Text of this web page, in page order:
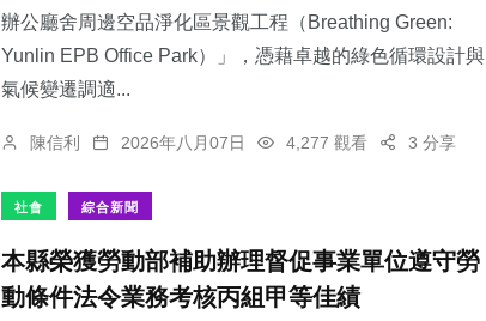
辦公廳舍周邊空品淨化區景觀工程（Breathing Green:
Yunlin EPB Office Park）」，憑藉卓越的綠色循環設計與
氣候變遷調適...
陳信利 2026年八月07日 4,277 觀看 3 分享
社會 綜合新聞
本縣榮獲勞動部補助辦理督促事業單位遵守勞
動條件法令業務考核丙組甲等佳績